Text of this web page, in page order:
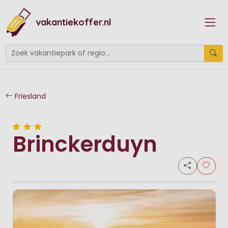
vakantiekoffer.nl
Friesland
Brinckerduyn